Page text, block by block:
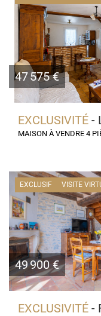
47 575 €
EXCLUSIVITÉ -
MAISON À VENDRE 4
EXCLUSIF VISITE
49 900 €
EXCLUSIVITÉ -